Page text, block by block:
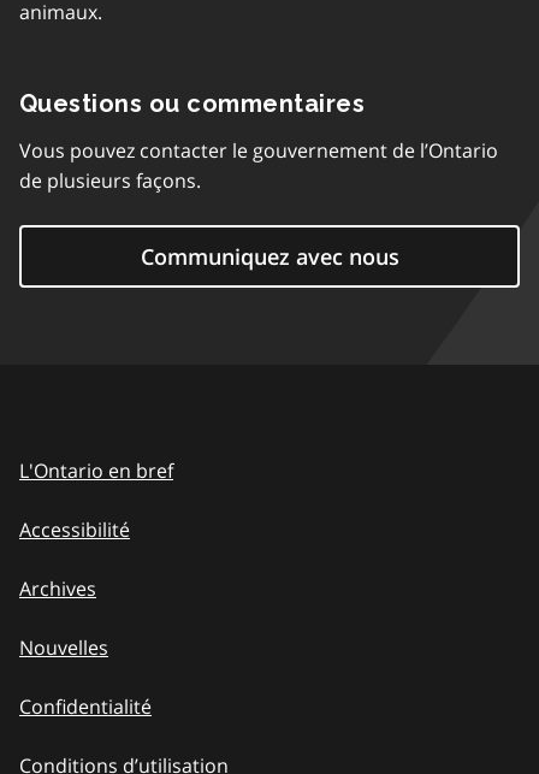
animaux.
Questions ou commentaires
Vous pouvez contacter le gouvernement de l’Ontario
de plusieurs façons.
Communiquez avec nous
L'Ontario en bref
Accessibilité
Archives
Nouvelles
Confidentialité
Conditions d’utilisation